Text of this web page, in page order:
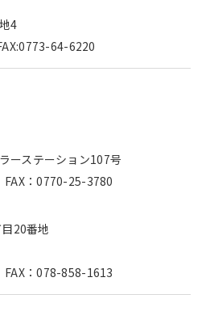
4
64-6220
ーステーション107号
FAX：0770-25-3780
20番地
FAX：078-858-1613